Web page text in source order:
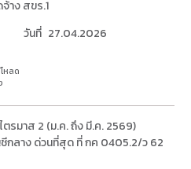
าง สขร.1
วันที่ 27.04.2026
หลด
ตรมาส 2 (ม.ค. ถึง มี.ค. 2569)
กลาง ด่วนที่สุด ที่ กค 0405.2/ว 62